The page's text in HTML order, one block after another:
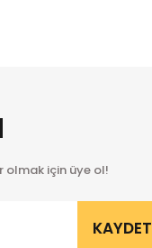
olmak için üye ol!
KAYDET